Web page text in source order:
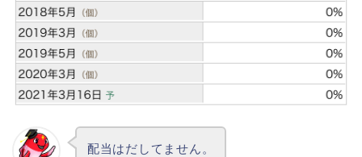
配当はだしてません。